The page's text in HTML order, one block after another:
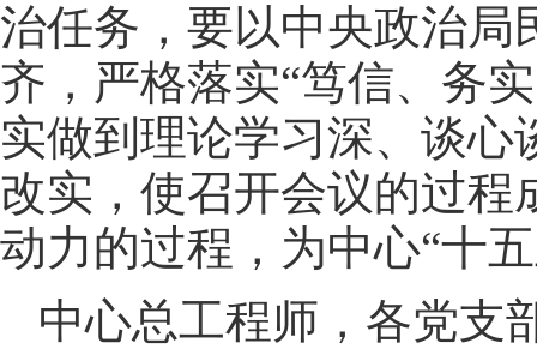
治任务，要以中央政治局
齐，严格落实“笃信、务
实做到理论学习深、谈
改实，使召开会议的过程
动力的过程，为中心“十
中心总工程师，各党支